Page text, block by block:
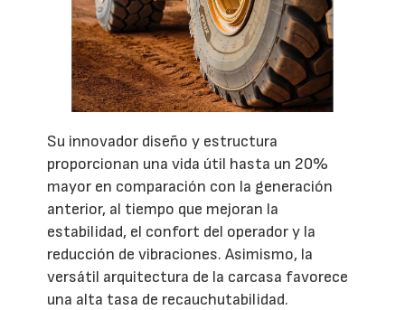
Su innovador diseño y estructura
proporcionan una vida útil hasta un 20%
mayor en comparación con la generación
anterior, al tiempo que mejoran la
estabilidad, el confort del operador y la
reducción de vibraciones. Asimismo, la
versátil arquitectura de la carcasa favorece
una alta tasa de recauchutabilidad.